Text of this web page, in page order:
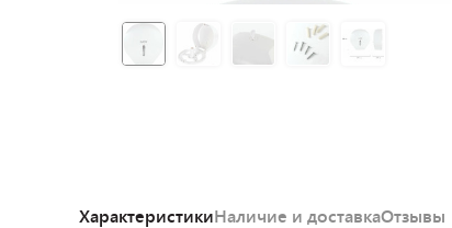
ХарактеристикиНаличие и доставкаОтзывы